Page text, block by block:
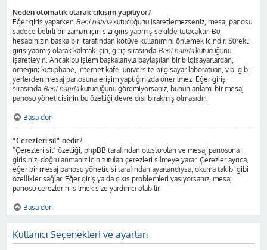
Neden otomatik olarak çıkışım yapılıyor?
Eğer giriş yaparken Beni hatırlakutucuğunu işaretlemezseniz, mesaj panosu
sadece belirli bir zaman için sizi giriş yapmış şekilde tutacaktır. Bu,
hesabınızın başka biri tarafından kötüye kullanımını önlemek içindir. Sürekli
giriş yapmış olarak kalmak için, giriş sırasında Beni hatırlakutucuğunu
işaretleyin. Ancak bu işlem başkalarıyla paylaşılan bir bilgisayarlardan,
örneğin; kütüphane, internet kafe, üniversite bilgisayar laboratuarı, v.b. gibi
yerlerden mesaj panosuna erişim yaptığınızda önerilmez. Eğer giriş
sırasında Beni hatırlakutucuğunu göremiyorsanız, bunun anlamı bir mesaj
panosu yöneticisinin bu özelliği devre dışı bırakmış olmasıdır.
Başa dön
“Çerezleri sil” nedir?
“Çerezleri sil” özelliği, phpBB tarafından oluşturulan ve mesaj panosuna
girişiniz, doğrulanmanız için tutulan çerezleri silmeye yarar. Çerezler ayrıca,
eğer bir mesaj panosu yöneticisi tarafından ayarlandıysa, okuma takibi gibi
özellikler sağlar. Eğer giriş ya da çıkış problemleri yaşıyorsanız, mesaj
panosu çerezlerini silmek size yardımcı olabilir.
Başa dön
Kullanıcı Seçenekleri ve ayarları